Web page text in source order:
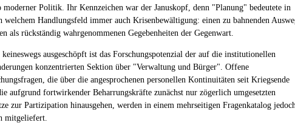
moderner Politik. Ihr Kennzeichen war der Januskopf, denn "Planung" bedeutete in
welchem Handlungsfeld immer auch Krisenbewältigung: einen zu bahnenden
als rückständig wahrgenommenen Gegebenheiten der Gegenwart.
keineswegs ausgeschöpft ist das Forschungspotenzial der auf die institutionellen
konzentrierten Sektion über "Verwaltung und Bürger". Offene
die über die angesprochenen personellen Kontinuitäten seit Kriegsende
aufgrund fortwirkender Beharrungskräfte zunächst nur zögerlich umgesetzten
zur Partizipation hinausgehen, werden in einem mehrseitigen Fragenkatalog
mitgeliefert.